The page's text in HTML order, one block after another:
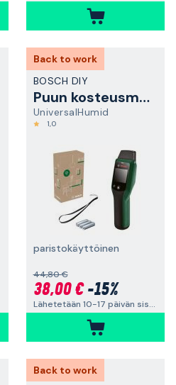
Back to work
BOSCH DIY
Puun kosteusmittari
UniversalHumid
1,0
paristokäyttöinen
44,80 €
38,00 €-15%
Lähetetään 10-17 päivän sisällä
Back to work